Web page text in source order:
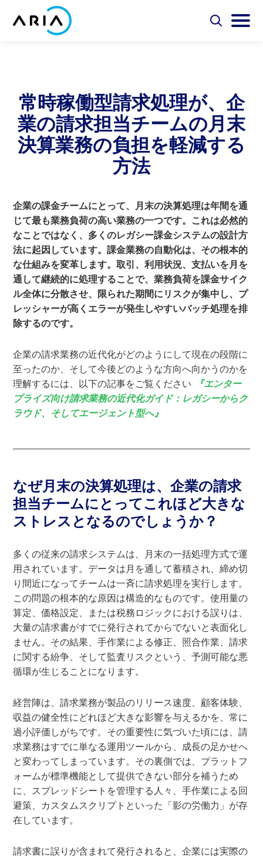
ー
ジ
に
戻
ソリューション
パートナー
会社概要
お問い合わせ
選
ム
を
切
り
選
メ
ニ
ュ
ー
を
切
索
常時稼働型請求処理が、企
業の請求担当チームの月末
決算業務の負担を軽減する
方法
企業の課金チームにとって、月末の決算処理は年間を通
じて最も業務負荷の高い業務の一つです。これは必然的
なことではなく、多くのレガシー課金システムの設計方
法に起因しています。課金業務の自動化は、その根本的
な仕組みを変革します。取引、利用状況、支払いを月を
通して継続的に処理することで、業務負荷を課金サイク
ル全体に分散させ、限られた期間にリスクが集中し、プ
レッシャーが高くエラーが発生しやすいバッチ処理を排
除するのです。
企業の請求業務の近代化がどのようにして現在の段階に
至ったのか、そして今後どのような方向へ向かうのかを
理解するには、以下の記事をご覧ください
『エンター
プライズ向け請求業務の近代化ガイド：レガシーからク
ラウド、そしてエージェント型へ』
なぜ月末の決算処理は、企業の請求
担当チームにとってこれほど大きな
ストレスとなるのでしょうか？
多くの従来の請求システムは、月末の一括処理方式で運
用されています。データは月を通して蓄積され、締め切
り間近になってチームは一斉に請求処理を実行します。
この問題の根本的な原因は構造的なものです。使用量の
算定、価格設定、または税務ロジックにおける誤りは、
大量の請求書がすでに発行されてからでないと表面化し
ません。その結果、手作業による修正、照合作業、請求
に関する紛争、そして監査リスクという、予測可能な悪
循環が生じることになります。
経営陣は、請求業務が製品のリリース速度、顧客体験、
収益の健全性にどれほど大きな影響を与えるかを、常に
過小評価しがちです。その重要性に気づいた頃には、請
求業務はすでに単なる運用ツールから、成長の足かせへ
と変わってしまっています。その裏側では、プラットフ
ォームが標準機能として提供できない部分を補うため
に、スプレッドシートを管理する人々、手作業による回
避策、カスタムスクリプトといった「影の労働力」が存
在しています。
請求書に誤りが含まれて発行されると、企業には実際の